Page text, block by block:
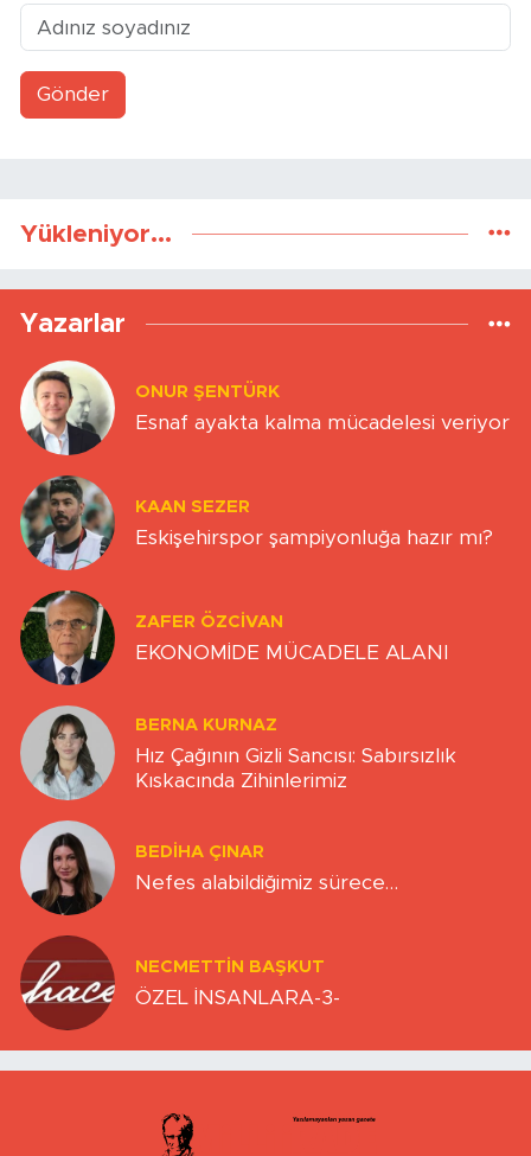
Gönder
Yükleniyor...
Yazarlar
ONUR ŞENTÜRK
Esnaf ayakta kalma mücadelesi veriyor
KAAN SEZER
Eskişehirspor şampiyonluğa hazır mı?
ZAFER ÖZCIVAN
EKONOMİDE MÜCADELE ALANI
BERNA KURNAZ
Hız Çağının Gizli Sancısı: Sabırsızlık
Kıskacında Zihinlerimiz
BEDIHA ÇINAR
Nefes alabildiğimiz sürece…
NECMETTIN BAŞKUT
ÖZEL İNSANLARA-3-